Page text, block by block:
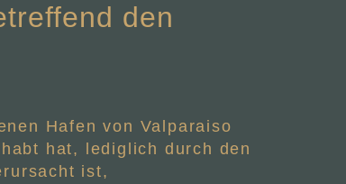
den
Hafen von Valparaiso
hat, lediglich durch den
ist,